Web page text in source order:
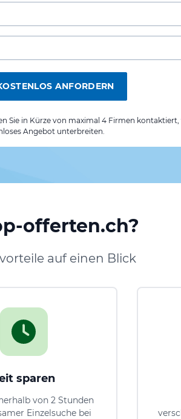
ANFORDERN
Sie in Kürze von maximal 4 Firmen kontaktiert,
Angebot unterbreiten.
offerten.ch?
auf einen Blick
sparen
von 2 Stunden
Einzelsuche bei